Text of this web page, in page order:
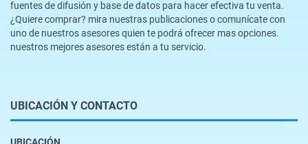
fuentes de difusión y base de datos para hacer efectiva tu venta.
¿Quiere comprar? mira nuestras publicaciones o comunícate con
uno de nuestros asesores quien te podrá ofrecer mas opciones.
nuestros mejores asesores están a tu servicio.
UBICACIÓN Y CONTACTO
UBICACIÓN